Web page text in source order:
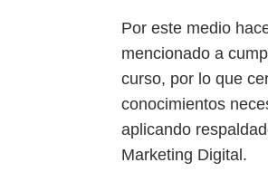
Por este medio
mencionado a
curso, por lo que
conocimientos
aplicando
Marketing Digital.